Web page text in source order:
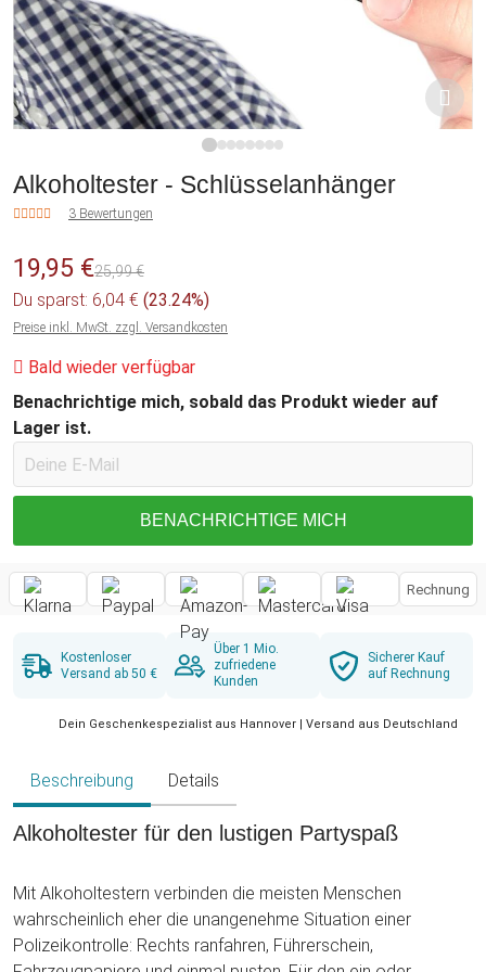
Alkoholtester - Schlüsselanhänger
3 Bewertungen
19,95 €25,99 €
Du sparst: 6,04 € (23.24%)
Preise inkl. MwSt. zzgl. Versandkosten
Bald wieder verfügbar
Benachrichtige mich, sobald das Produkt wieder auf
Lager ist.
BENACHRICHTIGE MICH
Rechnung
Kostenloser
Versand ab 50 €
Über 1 Mio.
zufriedene
Kunden
Sicherer Kauf
auf Rechnung
Dein Geschenkespezialist aus Hannover | Versand aus Deutschland
Beschreibung Details
Alkoholtester für den lustigen Partyspaß
Mit Alkoholtestern verbinden die meisten Menschen
wahrscheinlich eher die unangenehme Situation einer
Polizeikontrolle: Rechts ranfahren, Führerschein,